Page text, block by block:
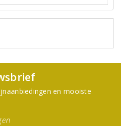
en mooiste